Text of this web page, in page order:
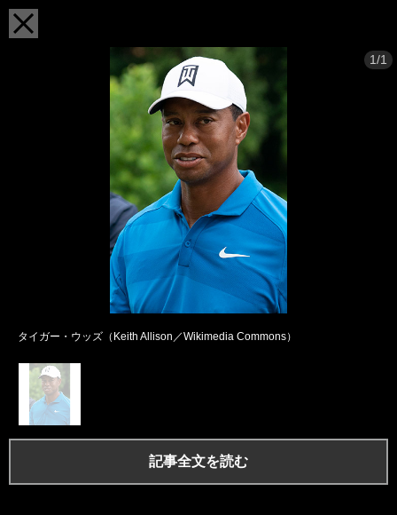
1/1
タイガー・ウッズ（Keith Allison／Wikimedia Commons）
記事全文を読む